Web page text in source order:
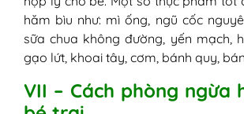
hăm bìu như: mì ống, ngũ cốc
sữa chua không đường, yến mạch,
gạo lứt, khoai tây, cơm, bánh quy,
VII – Cách phòng ngừa